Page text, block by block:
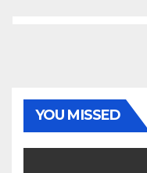
YOU MISSED